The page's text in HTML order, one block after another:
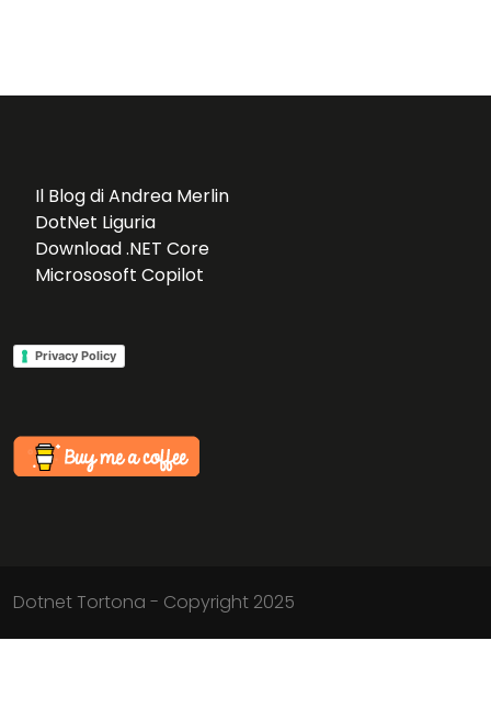
Il Blog di Andrea Merlin
DotNet Liguria
Download .NET Core
Micrososoft Copilot
Privacy Policy
Dotnet Tortona - Copyright 2025